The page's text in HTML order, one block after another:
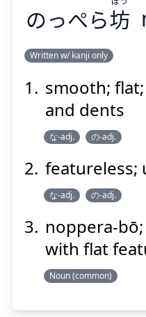
Suspend
坊
ぼう
Suspend
のっぺら坊
Written w/ kanji only
smooth;
and dents
な-adj. の-adj.
featureless;
な-adj. の-adj.
noppera-
with flat
Noun (common)